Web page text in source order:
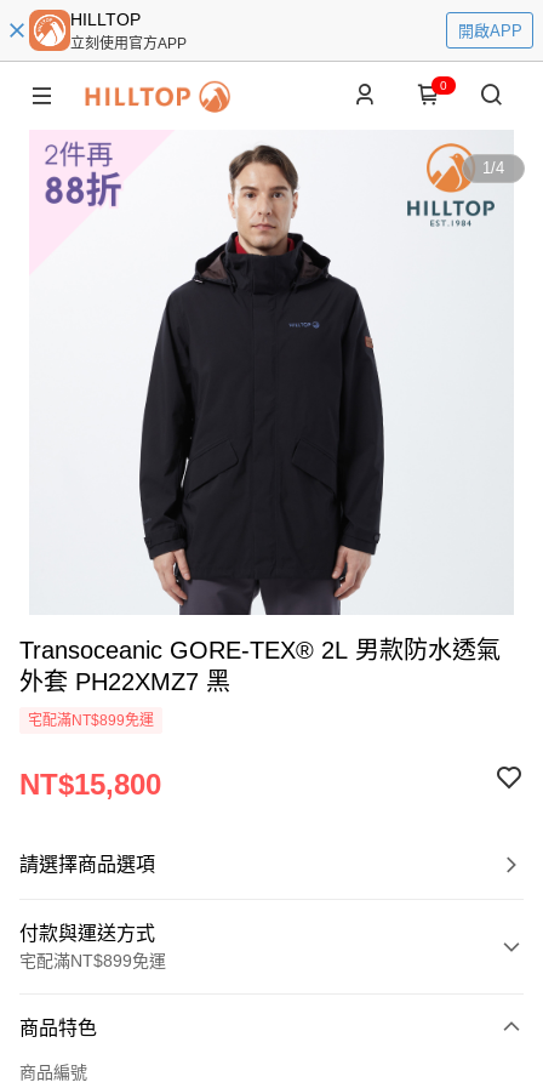
HILLTOP
立刻使用官方APP
開啟APP
0
1/4
Transoceanic GORE-TEX® 2L 男款防水透氣
外套 PH22XMZ7 黑
宅配滿NT$899免運
NT$15,800
請選擇商品選項
付款與運送方式
宅配滿NT$899免運
信用卡一次付款
商品特色
商品編號